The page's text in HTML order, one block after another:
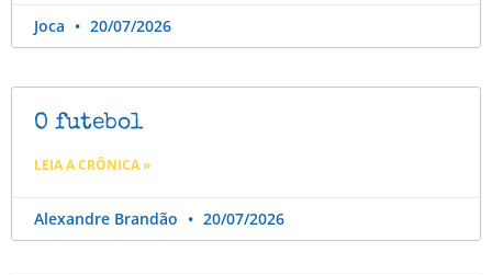
Joca 20/07/2026
O futebol
LEIA A CRÔNICA »
Alexandre Brandão 20/07/2026